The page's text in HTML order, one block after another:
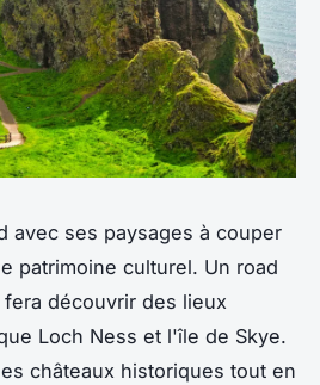
avec ses paysages à couper
patrimoine culturel. Un road
découvrir des lieux
Loch Ness et l'île de Skye.
châteaux historiques tout en